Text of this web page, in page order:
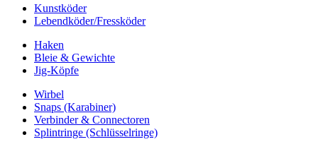
Kunstköder
Lebendköder/Fressköder
Haken
Bleie & Gewichte
Jig-Köpfe
Wirbel
Snaps (Karabiner)
Verbinder & Connectoren
Splintringe (Schlüsselringe)